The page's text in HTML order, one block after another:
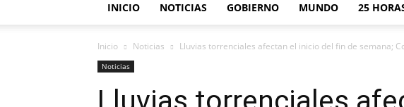
INICIO NOTICIAS GOBIERNO MUNDO 25
Inicio Noticias Lluvias torrenciales afectan el inicio del fin de semana;
Noticias